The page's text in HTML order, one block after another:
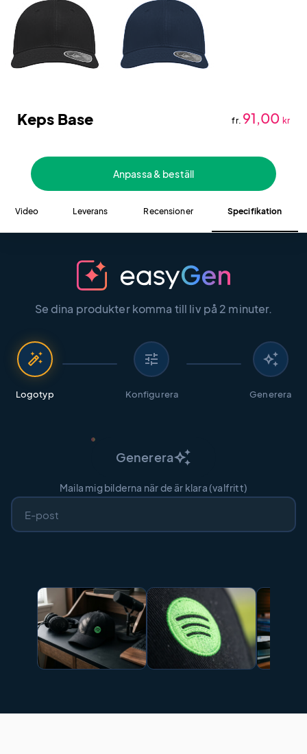
Keps Base fr. 91,00 kr
Anpassa & beställ
Video Leverans Recensioner Specifikation
Se dina produkter komma till liv på 2 minuter.
auto_fix_high
Logotyp
tune
Konfigurera
auto_awesome
Generera
Genereraauto_awesome
Maila mig bilderna när de är klara (valfritt)